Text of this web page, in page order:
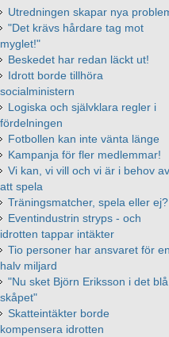
Utredningen skapar nya
"Det krävs hårdare tag mot
myglet!"
Beskedet har redan läckt ut!
Idrott borde tillhöra
socialministern
Logiska och självklara regler i
fördelningen
Fotbollen kan inte vänta länge
Kampanja för fler medlemmar!
Vi kan, vi vill och vi är i behov av
att spela
Träningsmatcher, spela eller ej?
Eventindustrin stryps - och
idrotten tappar intäkter
Tio personer har ansvaret för en
halv miljard
"Nu sket Björn Eriksson i det blå
skåpet"
Skatteintäkter borde
kompensera idrotten